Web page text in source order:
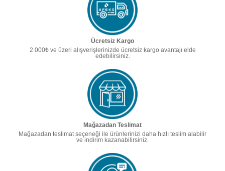
Ücretsiz Kargo
2.000₺ ve üzeri alışverişlerinizde ücretsiz kargo avantajı elde
edebilirsiniz.
Mağazadan Teslimat
Mağazadan teslimat seçeneği ile ürünlerinizi daha hızlı teslim alabilir
ve indirim kazanabilirsiniz.